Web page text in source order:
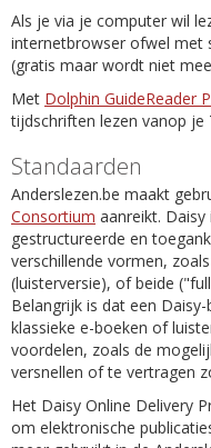
Als je via je computer wil
internetbrowser ofwel met
(gratis maar wordt niet
Met Dolphin GuideReader
tijdschriften lezen vanop je
Standaarden
Anderslezen.be maakt
Consortium aanreikt.
gestructureerde en
verschillende vormen,
(luisterversie), of beide
Belangrijk is dat een
klassieke e-boeken of
voordelen, zoals de
versnellen of te vertragen
Het Daisy Online Delivery
om elektronische